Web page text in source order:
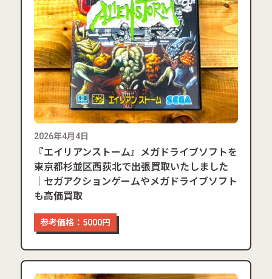
2026年4月4日
『エイリアンストーム』メガドライブソフトを
東京都杉並区西荻北で出張買取いたしました
｜セガアクションゲームやメガドライブソフト
も高価買取
参考価格：5000円